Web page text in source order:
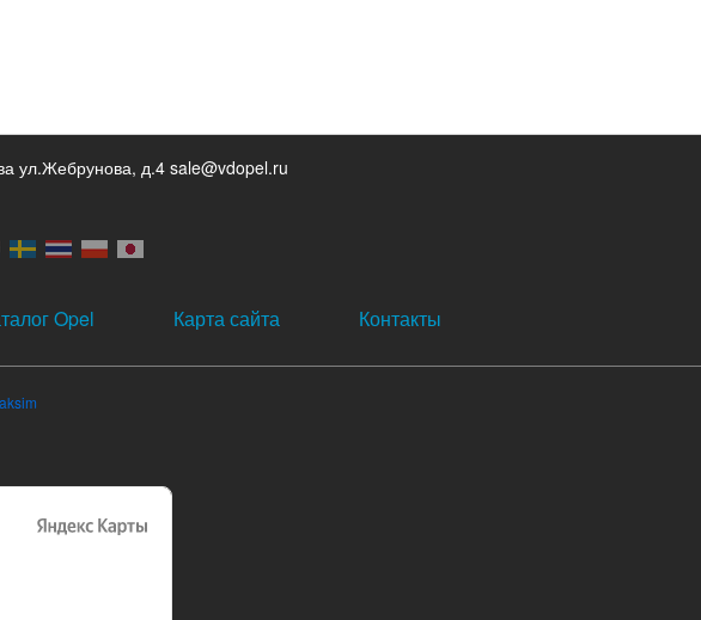
ул.Жебрунова, д.4 sale@vdopel.ru
Opel Карта сайта Контакты